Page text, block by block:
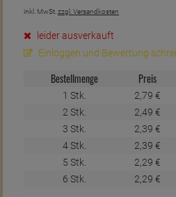
inkl. MwSt. zzgl. Versandkosten
leider ausverkauft
Einloggen und Bewertung
Bestellmenge Preis
1 Stk. 2,79 €
2 Stk.
2,49 €
3 Stk.
2,39 €
4 Stk.
2,39 €
5 Stk.
2,29 €
6 Stk.
2,29 €